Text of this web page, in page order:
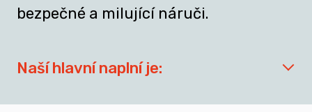
bezpečné a milující náruči.
Naší hlavní naplní je: